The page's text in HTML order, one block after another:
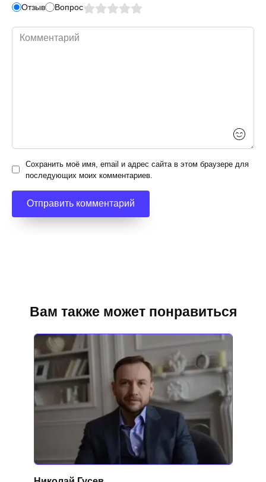
Отзыв Вопрос
Комментарий
Сохранить моё имя, email и адрес сайта в этом браузере для
последующих моих комментариев.
Вам также может понравиться